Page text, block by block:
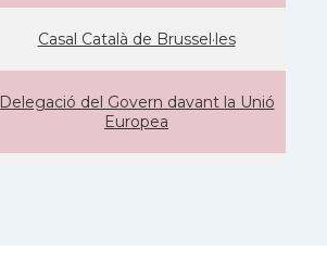
Casal Català de Brussel·les
Delegació del Govern davant la Unió
Europea